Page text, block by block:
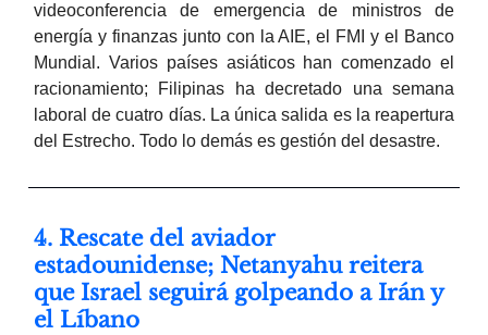
videoconferencia de emergencia de ministros de
energía y finanzas junto con la AIE, el FMI y el Banco
Mundial. Varios países asiáticos han comenzado el
racionamiento; Filipinas ha decretado una semana
laboral de cuatro días. La única salida es la reapertura
del Estrecho. Todo lo demás es gestión del desastre.
4. Rescate del aviador
estadounidense; Netanyahu reitera
que Israel seguirá golpeando a Irán y
el Líbano